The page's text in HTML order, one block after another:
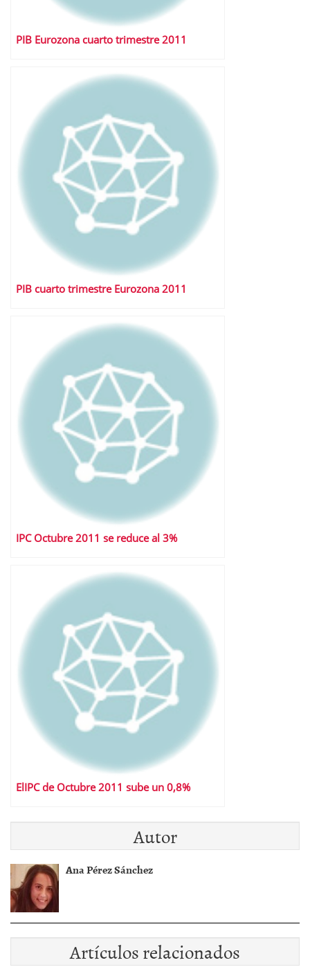
PIB Eurozona cuarto trimestre 2011
PIB cuarto trimestre Eurozona 2011
IPC Octubre 2011 se reduce al 3%
ElIPC de Octubre 2011 sube un 0,8%
Autor
Ana Pérez Sánchez
Artículos relacionados